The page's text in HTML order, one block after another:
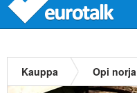
Kauppa Opi norja